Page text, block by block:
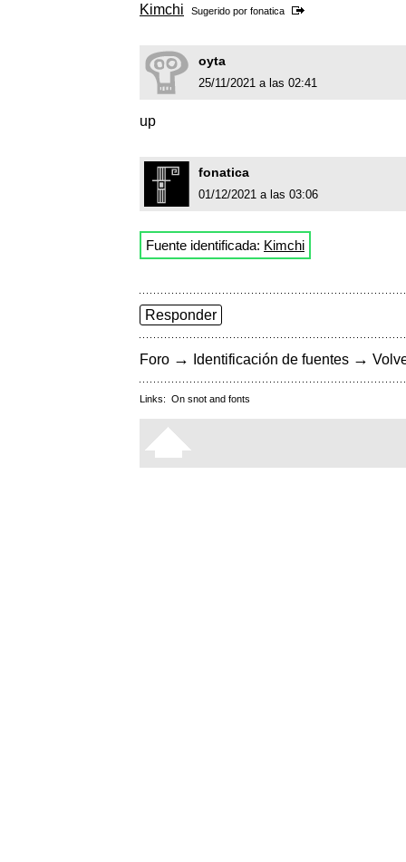
Kimchi Sugerido por fonatica
oyta
25/11/2021 a las 02:41
up
fonatica
01/12/2021 a las 03:06
Fuente identificada: Kimchi
Responder
Foro → Identificación de fuentes →
Links: On snot and fonts